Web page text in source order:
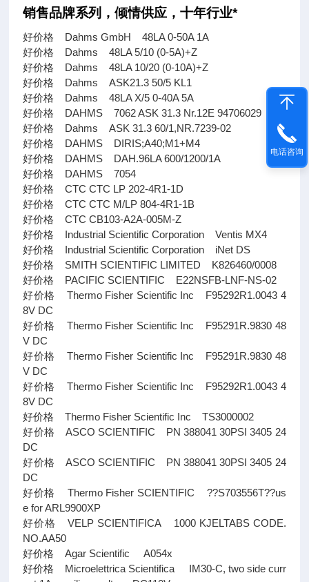
销售品牌系列，倾情供应，十年行业*
好价格 Dahms GmbH 48LA 0-50A 1A
好价格 Dahms 48LA 5/10 (0-5A)+Z
好价格 Dahms 48LA 10/20 (0-10A)+Z
好价格 Dahms ASK21.3 50/5 KL1
好价格 Dahms 48LA X/5 0-40A 5A
好价格 DAHMS 7062 ASK 31.3 Nr.12E 94706029
好价格 Dahms ASK 31.3 60/1,NR.7239-02
好价格 DAHMS DIRIS;A40;M1+M4
好价格 DAHMS DAH.96LA 600/1200/1A
好价格 DAHMS 7054
好价格 CTC CTC LP 202-4R1-1D
好价格 CTC CTC M/LP 804-4R1-1B
好价格 CTC CB103-A2A-005M-Z
好价格 Industrial Scientific Corporation Ventis MX4
好价格 Industrial Scientific Corporation iNet DS
好价格 SMITH SCIENTIFIC LIMITED K826460/0008
好价格 PACIFIC SCIENTIFIC E22NSFB-LNF-NS-02
好价格 Thermo Fisher Scientific Inc F95292R1.0043 4
8V DC
好价格 Thermo Fisher Scientific Inc F95291R.9830 48
V DC
好价格 Thermo Fisher Scientific Inc F95291R.9830 48
V DC
好价格 Thermo Fisher Scientific Inc F95292R1.0043 4
8V DC
好价格 Thermo Fisher Scientific Inc TS3000002
好价格 ASCO SCIENTIFIC PN 388041 30PSI 3405 24
DC
好价格 ASCO SCIENTIFIC PN 388041 30PSI 3405 24
DC
好价格 Thermo Fisher SCIENTIFIC ??S703556T??us
e for ARL9900XP
好价格 VELP SCIENTIFICA 1000 KJELTABS CODE.
NO.AA50
好价格 Agar Scientific A054x
好价格 Microelettrica Scientifica IM30-C, two side curr
电话咨询